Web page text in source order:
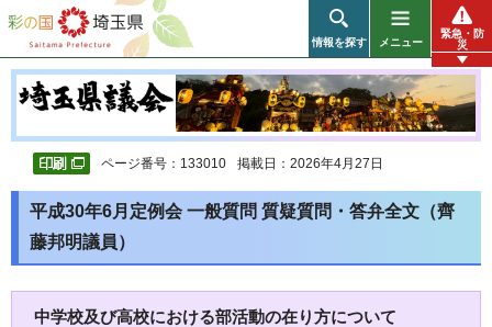
彩の国 埼玉県
情報を探す メニュー
緊急・防
災
ページ番号：133010 掲載日：2026年4月27日
平成30年6月定例会 一般質問 質疑質問・答弁全文（齊
藤邦明議員）
中学校及び高校における部活動の在り方について